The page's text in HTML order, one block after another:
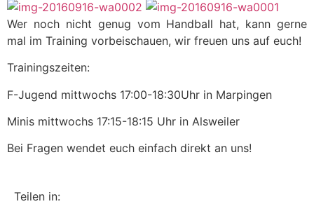
Wer noch nicht genug vom Handball hat, kann gerne
mal im Training vorbeischauen, wir freuen uns auf euch!
Trainingszeiten:
F-Jugend mittwochs 17:00-18:30Uhr in Marpingen
Minis mittwochs 17:15-18:15 Uhr in Alsweiler
Bei Fragen wendet euch einfach direkt an uns!
Teilen in: